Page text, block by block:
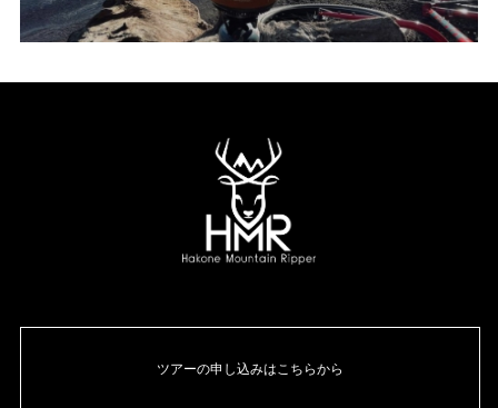
ツアーの申し込みはこちらから